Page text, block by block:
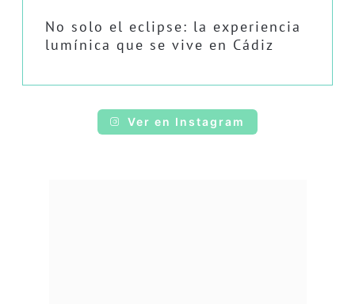
No solo el eclipse: la experiencia
lumínica que se vive en Cádiz
Ver en Instagram